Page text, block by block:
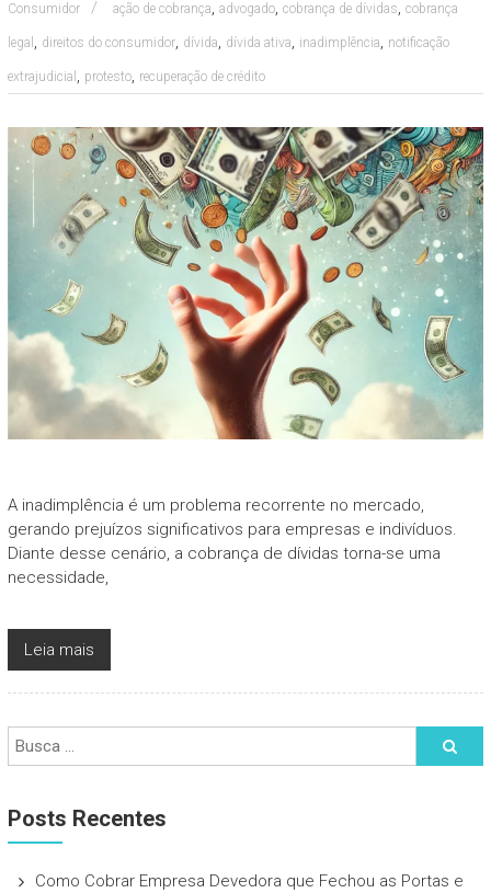
Consumidor ação de cobrança, advogado, cobrança de dívidas, cobrança
legal , direitos do consumidor, dívida, dívida ativa, inadimplência, notificação
extrajudicial , protesto, recuperação de crédito
A inadimplência é um problema recorrente no mercado,
gerando prejuízos significativos para empresas e indivíduos.
Diante desse cenário, a cobrança de dívidas torna-se uma
necessidade,
Leia mais
Posts Recentes
Como Cobrar Empresa Devedora que Fechou as Portas e